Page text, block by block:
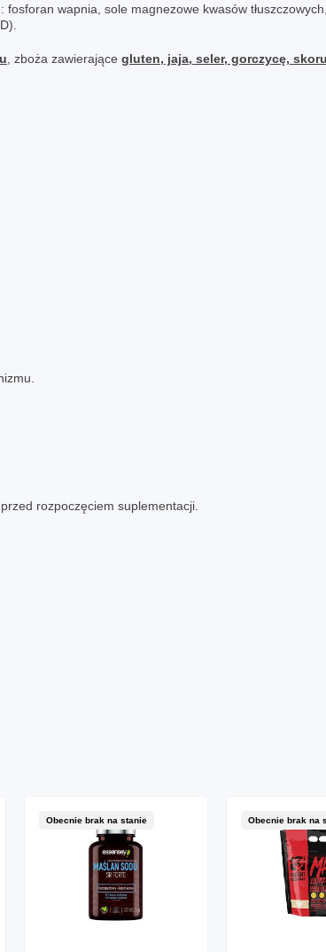
wapnia, sole magnezowe kwasów
, zboża zawierające gluten, jaja, seler, gorczycę,
rozpoczęciem suplementacji.
Obecnie brak na stanie Obecnie brak na